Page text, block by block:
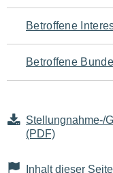
für
den
Betroffene
Betroffene
Stellungnahme-/
(PDF)
Inhalt dieser